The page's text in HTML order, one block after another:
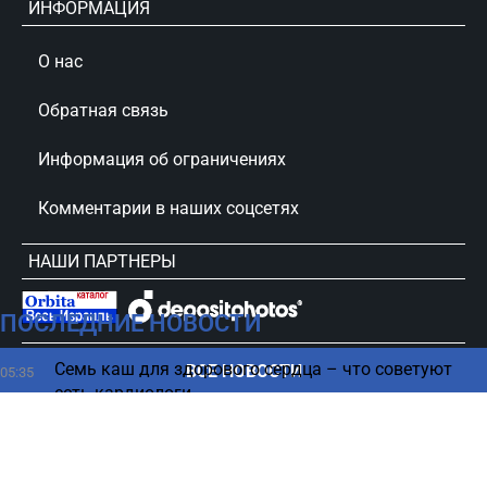
ПОСЛЕДНИЕ НОВОСТИ
05:35
Семь каш для здорового сердца – что советуют
есть кардиологи
ВСЕ НОВОСТИ
ИНФОРМАЦИЯ
О нас
Обратная связь
Информация об ограничениях
Комментарии в наших соцсетях
НАШИ ПАРТНЕРЫ
сursorinfo.co.il © Все права защищены